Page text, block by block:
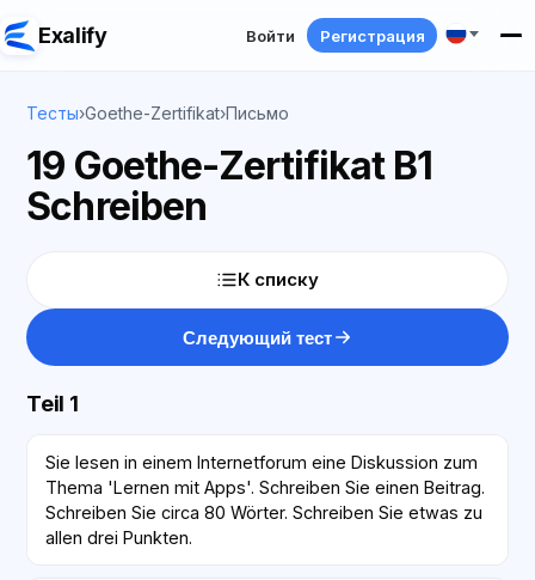
Exalify Войти Регистрация
Тесты›Goethe-Zertifikat›Письмо
19 Goethe-Zertifikat B1
Schreiben
К списку
Следующий тест
Teil 1
Sie lesen in einem Internetforum eine Diskussion zum
Thema 'Lernen mit Apps'. Schreiben Sie einen Beitrag.
Schreiben Sie circa 80 Wörter. Schreiben Sie etwas zu
allen drei Punkten.